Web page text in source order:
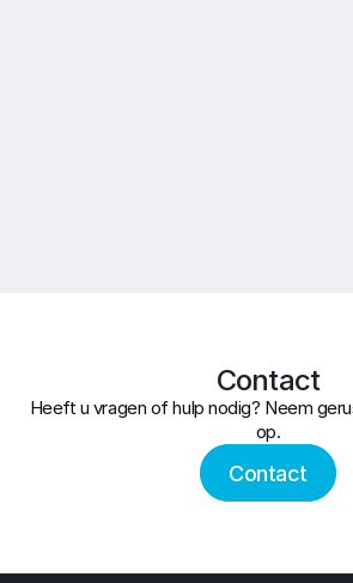
Contact
Heeft u vragen of hulp nodig? Neem
op.
Contact